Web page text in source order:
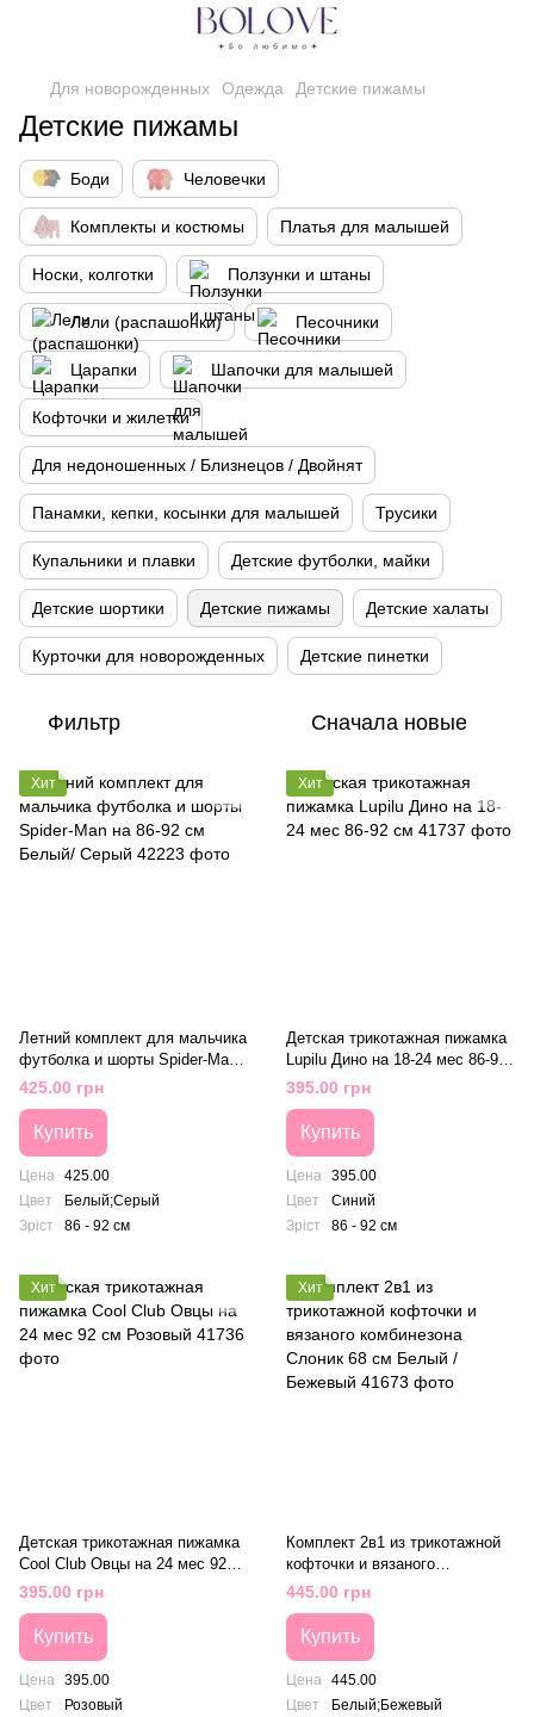
Для новорожденных Одежда Детские пижамы
Детские пижамы
Боди Человечки
Комплекты и костюмы Платья для малышей
Носки, колготки Ползунки и штаны
Лели (распашонки) Песочники
Царапки Шапочки для малышей
Кофточки и жилетки
Для недоношенных / Близнецов / Двойнят
Панамки, кепки, косынки для малышей Трусики
Купальники и плавки Детские футболки, майки
Детские шортики Детские пижамы Детские халаты
Курточки для новорожденных Детские пинетки
Фильтр Сначала новые
Хит
Летний комплект для мальчика
футболка и шорты Spider-Man
на 86-92 см Белый/ Серый
425.00 грн
Купить
Цена 425.00
Цвет
Белый;Серый
Зріст
86 - 92 см
Хит
Детская трикотажная пижамка
Lupilu Дино на 18-24 мес 86-92
см
395.00 грн
Купить
Цена 395.00
Цвет
Синий
Зріст
86 - 92 см
Хит
Детская трикотажная пижамка
Cool Club Овцы на 24 мес 92
см Розовый
395.00 грн
Купить
Цена 395.00
Цвет
Розовый
Хит
Комплект 2в1 из трикотажной
кофточки и вязаного
комбинезона Слоник 68 см
Белый / Бежевый
445.00 грн
Купить
Цена 445.00
Цвет
Белый;Бежевый